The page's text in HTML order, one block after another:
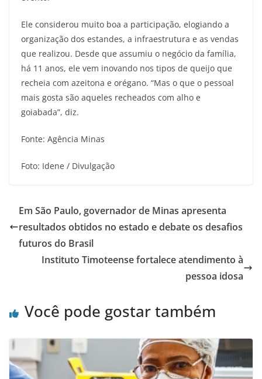
Ele considerou muito boa a participação, elogiando a
organização dos estandes, a infraestrutura e as vendas
que realizou. Desde que assumiu o negócio da família,
há 11 anos, ele vem inovando nos tipos de queijo que
recheia com azeitona e orégano. “Mas o que o pessoal
mais gosta são aqueles recheados com alho e
goiabada”, diz.
Fonte: Agência Minas
Foto: Idene / Divulgação
Em São Paulo, governador de Minas apresenta
resultados obtidos no estado e debate os desafios
futuros do Brasil
Instituto Timoteense fortalece atendimento à
pessoa idosa
Você pode gostar também